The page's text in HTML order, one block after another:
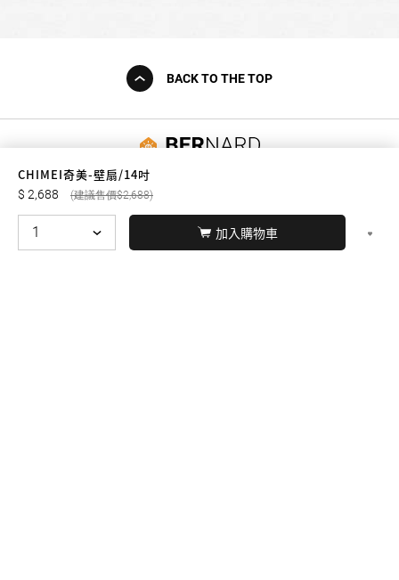
CHIMEI奇美-壁扇/14吋
2,688 2,688
加入購物車
BACK TO THE TOP
© BERNARD 2021 WEBDESIGN